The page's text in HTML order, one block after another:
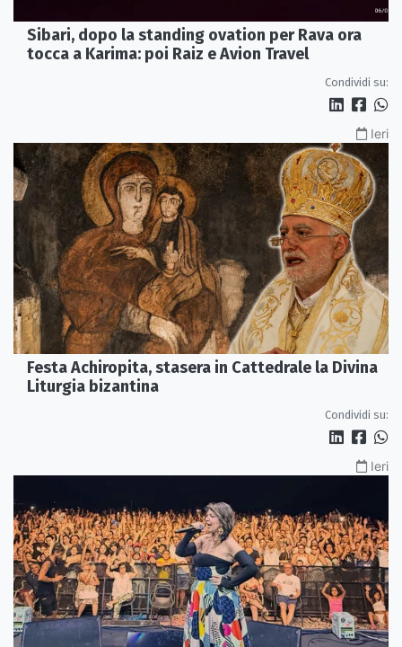
Sibari, dopo la standing ovation per Rava ora
tocca a Karima: poi Raiz e Avion Travel
Condividi su:
Ieri
Festa Achiropita, stasera in Cattedrale la Divina
Liturgia bizantina
Condividi su:
Ieri